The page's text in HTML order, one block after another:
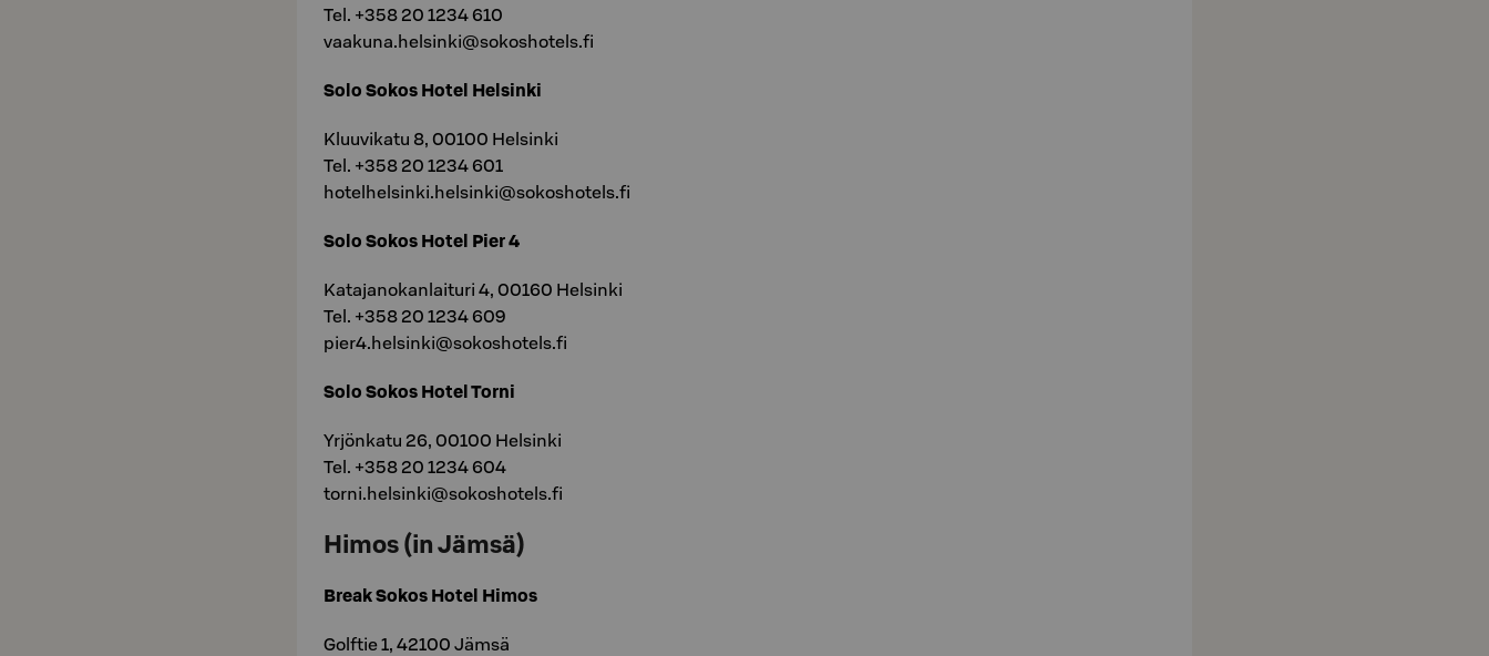
Tel. +358 20 1234 610
vaakuna.helsinki@sokoshotels.fi
Solo Sokos Hotel Helsinki
Kluuvikatu 8, 00100 Helsinki
Tel. +358 20 1234 601
hotelhelsinki.helsinki@sokoshotels.fi
Solo Sokos Hotel Pier 4
Katajanokanlaituri 4, 00160 Helsinki
Tel. +358 20 1234 609
pier4.helsinki@sokoshotels.fi
Solo Sokos Hotel Torni
Yrjönkatu 26, 00100 Helsinki
Tel. +358 20 1234 604
torni.helsinki@sokoshotels.fi
Himos (in Jämsä)
Break Sokos Hotel Himos
Golftie 1, 42100 Jämsä